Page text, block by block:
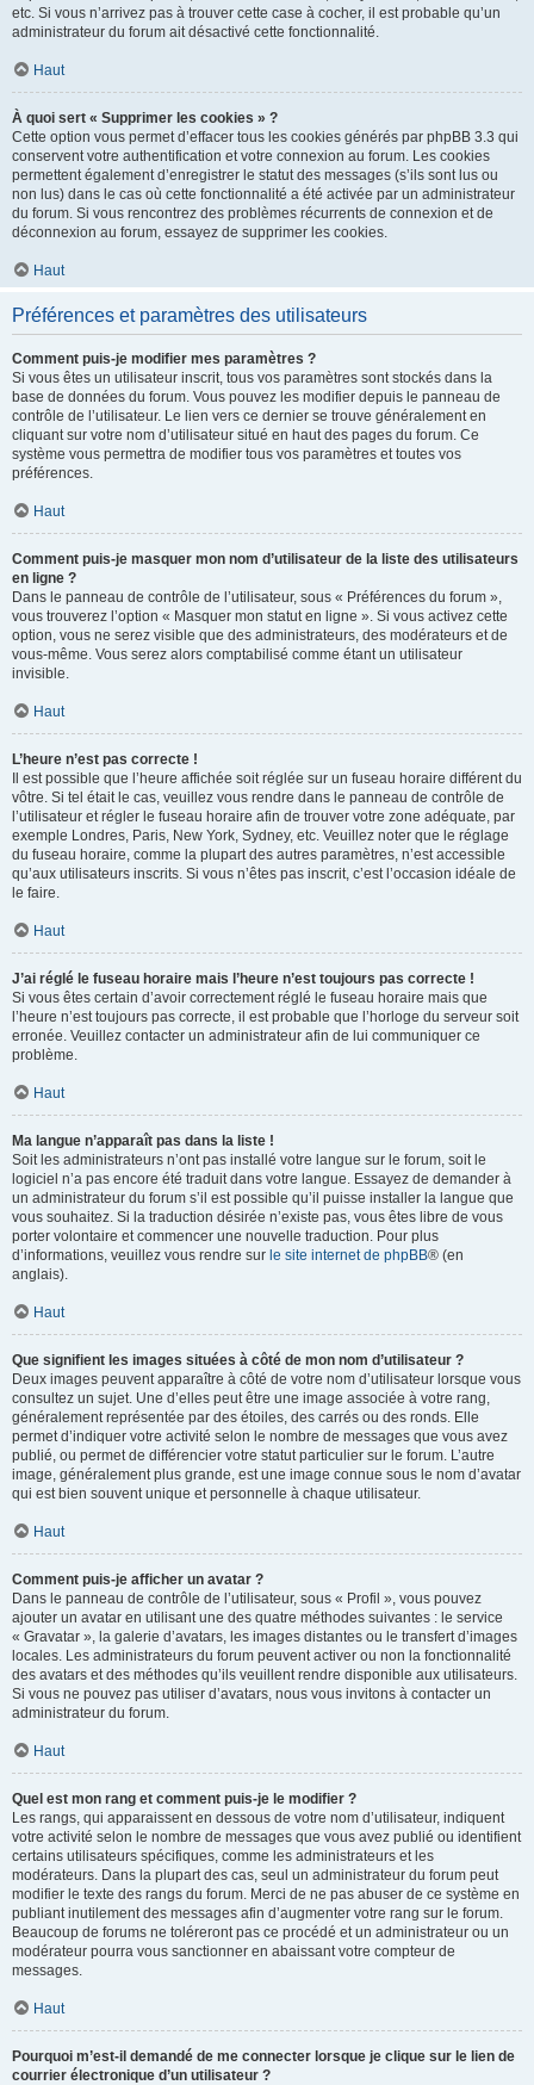
etc. Si vous n’arrivez pas à trouver cette case à cocher, il est probable qu’un
administrateur du forum ait désactivé cette fonctionnalité.
Haut
À quoi sert « Supprimer les cookies » ?
Cette option vous permet d’effacer tous les cookies générés par phpBB 3.3 qui
conservent votre authentification et votre connexion au forum. Les cookies
permettent également d’enregistrer le statut des messages (s’ils sont lus ou
non lus) dans le cas où cette fonctionnalité a été activée par un administrateur
du forum. Si vous rencontrez des problèmes récurrents de connexion et de
déconnexion au forum, essayez de supprimer les cookies.
Haut
Préférences et paramètres des utilisateurs
Comment puis-je modifier mes paramètres ?
Si vous êtes un utilisateur inscrit, tous vos paramètres sont stockés dans la
base de données du forum. Vous pouvez les modifier depuis le panneau de
contrôle de l’utilisateur. Le lien vers ce dernier se trouve généralement en
cliquant sur votre nom d’utilisateur situé en haut des pages du forum. Ce
système vous permettra de modifier tous vos paramètres et toutes vos
préférences.
Haut
Comment puis-je masquer mon nom d’utilisateur de la liste des utilisateurs
en ligne ?
Dans le panneau de contrôle de l’utilisateur, sous « Préférences du forum »,
vous trouverez l’option « Masquer mon statut en ligne ». Si vous activez cette
option, vous ne serez visible que des administrateurs, des modérateurs et de
vous-même. Vous serez alors comptabilisé comme étant un utilisateur
invisible.
Haut
L’heure n’est pas correcte !
Il est possible que l’heure affichée soit réglée sur un fuseau horaire différent du
vôtre. Si tel était le cas, veuillez vous rendre dans le panneau de contrôle de
l’utilisateur et régler le fuseau horaire afin de trouver votre zone adéquate, par
exemple Londres, Paris, New York, Sydney, etc. Veuillez noter que le réglage
du fuseau horaire, comme la plupart des autres paramètres, n’est accessible
qu’aux utilisateurs inscrits. Si vous n’êtes pas inscrit, c’est l’occasion idéale de
le faire.
Haut
J’ai réglé le fuseau horaire mais l’heure n’est toujours pas correcte !
Si vous êtes certain d’avoir correctement réglé le fuseau horaire mais que
l’heure n’est toujours pas correcte, il est probable que l’horloge du serveur soit
erronée. Veuillez contacter un administrateur afin de lui communiquer ce
problème.
Haut
Ma langue n’apparaît pas dans la liste !
Soit les administrateurs n’ont pas installé votre langue sur le forum, soit le
logiciel n’a pas encore été traduit dans votre langue. Essayez de demander à
un administrateur du forum s’il est possible qu’il puisse installer la langue que
vous souhaitez. Si la traduction désirée n’existe pas, vous êtes libre de vous
porter volontaire et commencer une nouvelle traduction. Pour plus
d’informations, veuillez vous rendre sur le site internet de phpBB® (en
anglais).
Haut
Que signifient les images situées à côté de mon nom d’utilisateur ?
Deux images peuvent apparaître à côté de votre nom d’utilisateur lorsque vous
consultez un sujet. Une d’elles peut être une image associée à votre rang,
généralement représentée par des étoiles, des carrés ou des ronds. Elle
permet d’indiquer votre activité selon le nombre de messages que vous avez
publié, ou permet de différencier votre statut particulier sur le forum. L’autre
image, généralement plus grande, est une image connue sous le nom d’avatar
qui est bien souvent unique et personnelle à chaque utilisateur.
Haut
Comment puis-je afficher un avatar ?
Dans le panneau de contrôle de l’utilisateur, sous « Profil », vous pouvez
ajouter un avatar en utilisant une des quatre méthodes suivantes : le service
« Gravatar », la galerie d’avatars, les images distantes ou le transfert d’images
locales. Les administrateurs du forum peuvent activer ou non la fonctionnalité
des avatars et des méthodes qu’ils veuillent rendre disponible aux utilisateurs.
Si vous ne pouvez pas utiliser d’avatars, nous vous invitons à contacter un
administrateur du forum.
Haut
Quel est mon rang et comment puis-je le modifier ?
Les rangs, qui apparaissent en dessous de votre nom d’utilisateur, indiquent
votre activité selon le nombre de messages que vous avez publié ou identifient
certains utilisateurs spécifiques, comme les administrateurs et les
modérateurs. Dans la plupart des cas, seul un administrateur du forum peut
modifier le texte des rangs du forum. Merci de ne pas abuser de ce système en
publiant inutilement des messages afin d’augmenter votre rang sur le forum.
Beaucoup de forums ne toléreront pas ce procédé et un administrateur ou un
modérateur pourra vous sanctionner en abaissant votre compteur de
messages.
Haut
Pourquoi m’est-il demandé de me connecter lorsque je clique sur le lien de
courrier électronique d’un utilisateur ?